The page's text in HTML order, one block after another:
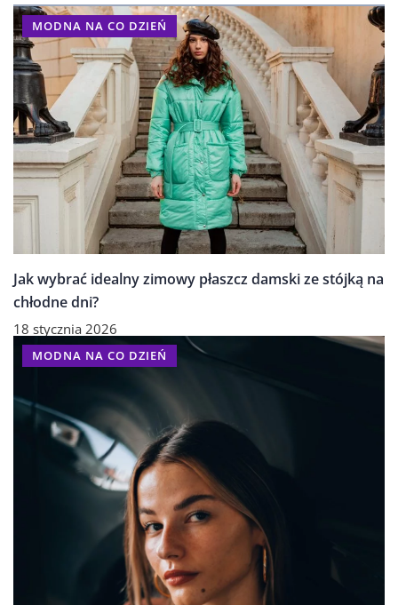
MODNA NA CO DZIEŃ
Jak wybrać idealny zimowy płaszcz damski ze stójką na
chłodne dni?
18 stycznia 2026
MODNA NA CO DZIEŃ